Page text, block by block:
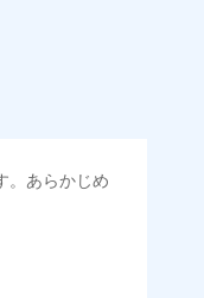
。あらかじめ